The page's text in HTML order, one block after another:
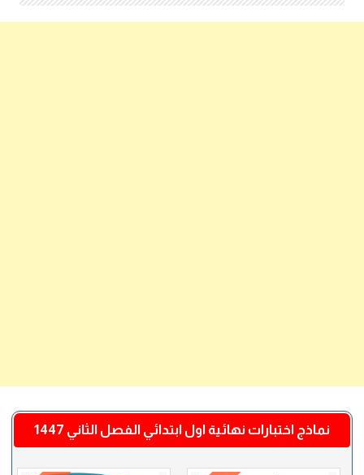
نماذج اختبارات نهائية اول ابتدائي الفصل الثاني 1447